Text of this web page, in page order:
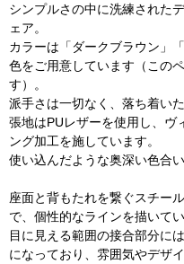
シンプルさの中に洗練された
ェア。
カラーは「ダークブラウン」
色をご用意しています（この
す）。
派手さは一切なく、落ち着い
張地はPUレザーを使用し、ヴ
ング加工を施しています。
使い込んだような奥深い色合
座面と背もたれを繋ぐスチー
で、個性的なラインを描いてい
目に見える範囲の接合部分に
になっており、雰囲気やデザ